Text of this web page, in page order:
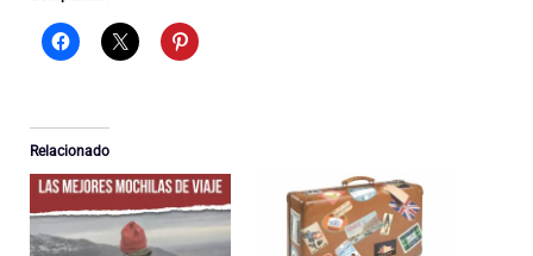
Relacionado